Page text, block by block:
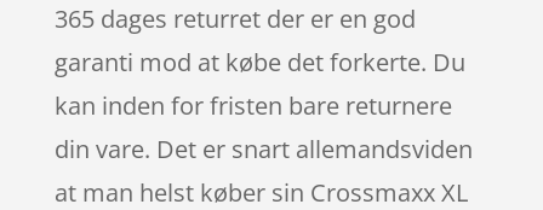
365 dages returret der er en god
garanti mod at købe det forkerte. Du
kan inden for fristen bare returnere
din vare. Det er snart allemandsviden
at man helst køber sin Crossmaxx XL